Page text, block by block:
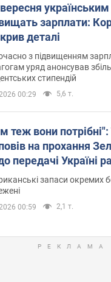
зарплати:
деталі
з підвищенням
уряд анонсував
стипендій
00:29 5,6 т.
теж вони
на прохання
передачі Україні
запаси окремих
00:59 2,1 т.